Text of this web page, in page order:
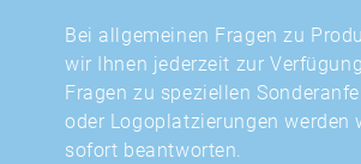
Bei allgemeinen Fragen zu
wir Ihnen jederzeit zur
Fragen zu speziellen
oder Logoplatzierungen werden
sofort beantworten.